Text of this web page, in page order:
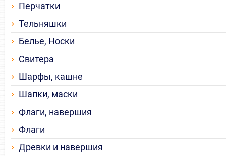
Перчатки
Тельняшки
Белье, Носки
Свитера
Шарфы, кашне
Шапки, маски
Флаги, навершия
Флаги
Древки и навершия